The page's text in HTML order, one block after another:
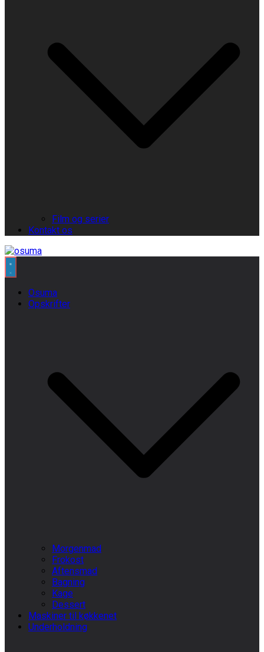
Film og serier
Kontakt os
Osuma
Opskrifter
Morgenmad
Frokost
Aftensmad
Bagning
Kage
Dessert
Maskiner til køkkenet
Underholdning